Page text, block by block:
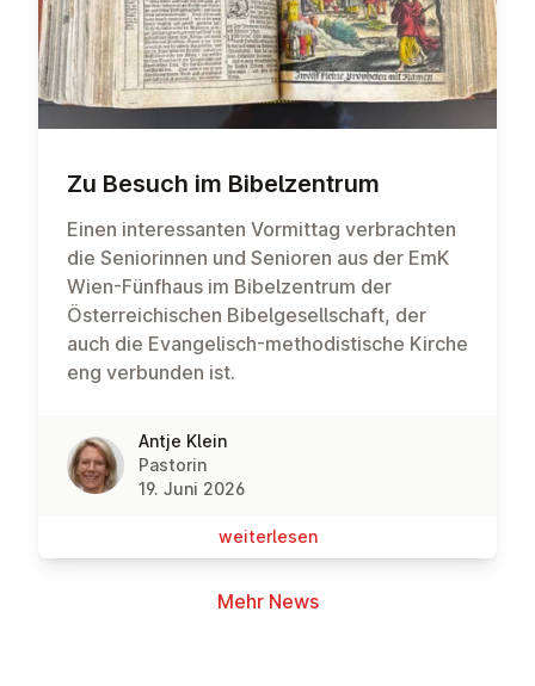
Zu Besuch im Bi­bel­zen­trum
Einen interessanten Vormittag verbrachten
die Seniorinnen und Senioren aus der EmK
Wien-Fünfhaus im Bibelzentrum der
Österreichischen Bibelgesellschaft, der
auch die Evangelisch-methodistische Kirche
eng verbunden ist.
Antje Klein
Pastorin
19. Juni 2026
wei­ter­le­sen
Mehr News